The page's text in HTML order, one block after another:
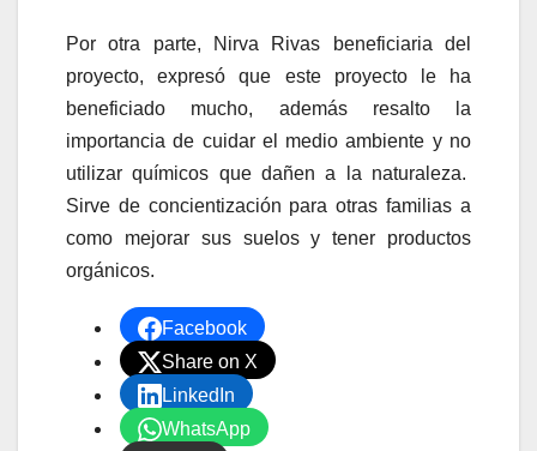
Por otra parte, Nirva Rivas beneficiaria del
proyecto, expresó que este proyecto le ha
beneficiado mucho, además resalto la
importancia de cuidar el medio ambiente y no
utilizar químicos que dañen a la naturaleza.
Sirve de concientización para otras familias a
como mejorar sus suelos y tener productos
orgánicos.
Facebook
Share on X
LinkedIn
WhatsApp